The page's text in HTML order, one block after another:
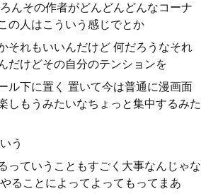
んその作者がどんどんどんなコーナ
の人はこういう感じでとか
それもいいんだけど 何だろうなそれ
だけどその自分のテンションを
ル下に置く 置いて今は普通に漫画面
しもうみたいなちょっと集中するみた
う
っていうこともすごく大事なんじゃな
ることによってよってもってまあ